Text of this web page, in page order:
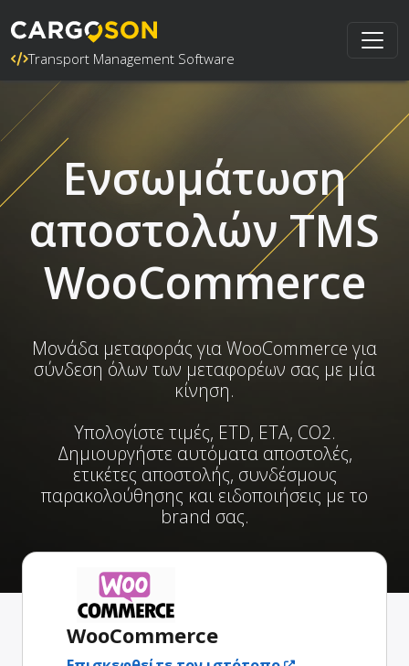
Transport Management Software
Ενσωμάτωση
αποστολών TMS
WooCommerce
Μονάδα μεταφοράς για WooCommerce για
σύνδεση όλων των μεταφορέων σας με μία
κίνηση.
Υπολογίστε τιμές, ETD, ETA, CO2.
Δημιουργήστε αυτόματα αποστολές,
ετικέτες αποστολής, συνδέσμους
παρακολούθησης και ειδοποιήσεις με το
brand σας.
WooCommerce